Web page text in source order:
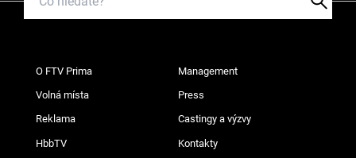
O FTV Prima Management
Volná místa Press
Reklama Castingy a výzvy
HbbTV Kontakty